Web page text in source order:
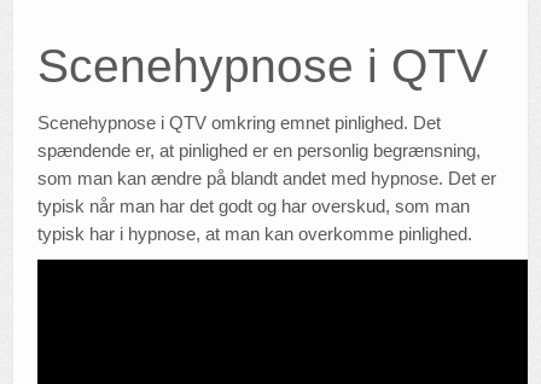
Scenehypnose i QTV
Scenehypnose i QTV omkring emnet pinlighed. Det
spændende er, at pinlighed er en personlig begrænsning,
som man kan ændre på blandt andet med hypnose. Det er
typisk når man har det godt og har overskud, som man
typisk har i hypnose, at man kan overkomme pinlighed.